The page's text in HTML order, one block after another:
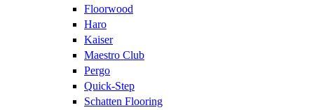
Floorwood
Haro
Kaiser
Maestro Club
Pergo
Quick-Step
Schatten Flooring